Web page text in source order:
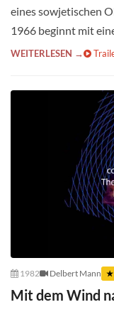
eines sowjetischen
1966 beginnt mit
WEITERLESEN →
1982 Delbert Mann ★
Mit dem Wind